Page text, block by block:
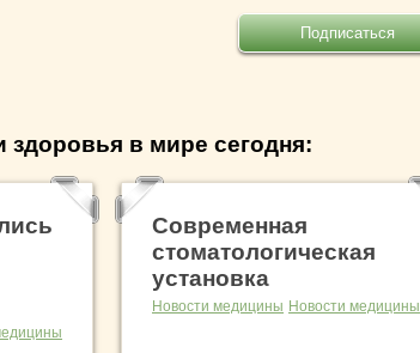
в мире сегодня:
Современная
стоматологическая
установка
Новости медицины Новости медицины